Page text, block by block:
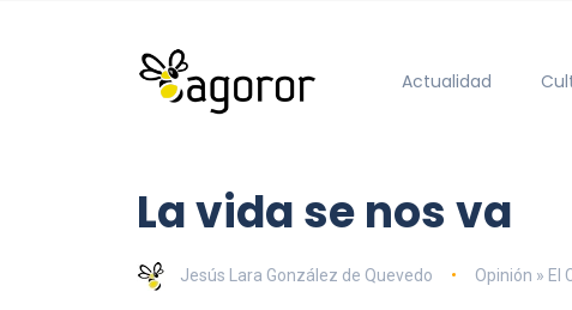
Actualidad
La vida se nos va
Jesús Lara González de Quevedo Opinión » El